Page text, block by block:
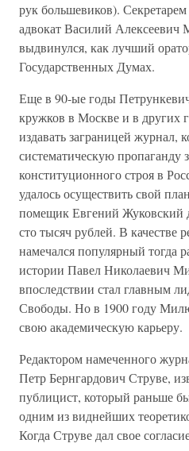
рук большевиков).
адвокат Василий Алексеевич
выдвинулся, как лучший
Государственных Думах.
Еще в 90-ые годы
кружков в Москве и в других
издавать заграницей журнал,
систематическую пропаганду
конституционного строя в
удалось осуществить свой
помещик Евгений Жуковский
сто тысяч рублей. В качестве
намечался популярный тогда
истории Павел Николаевич
впоследствии стал главным
Свободы. Но в 1900 году
свою академическую карьеру.
Редактором намеченного
Петр Бернгардович Струве,
публицист, который раньше
одним из виднейших
Когда Струве дал свое